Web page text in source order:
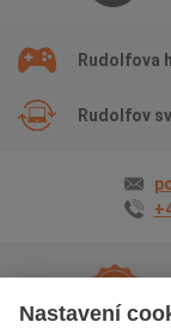
Nastavení
Rudolfova
Rudolfov